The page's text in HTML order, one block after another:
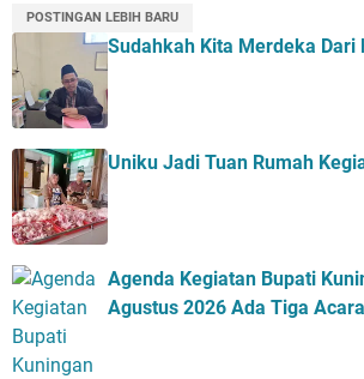
POSTINGAN LEBIH BARU
Sudahkah Kita Merdeka Dari
Uniku Jadi Tuan Rumah
Agenda Kegiatan Bupati
Agustus 2026 Ada Tiga Acara